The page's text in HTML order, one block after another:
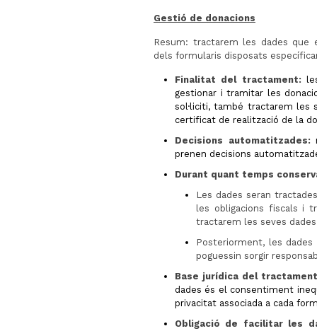
Gestió de donacions
Resum: tractarem les dades que
dels formularis disposats
Finalitat del tractament:
gestionar i tramitar les
sol·liciti, també tractarem
certificat de realització de la
Decisions automatitzades:
prenen decisions
Durant quant temps
Les dades seran
les obligacions fiscals i
tractarem les seves
Posteriorment, les
poguessin sorgir
Base jurídica del
dades és el consentiment
privacitat associada a cada
Obligació de facilitar les